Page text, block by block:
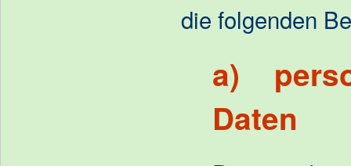
die folgenden
a)
Daten